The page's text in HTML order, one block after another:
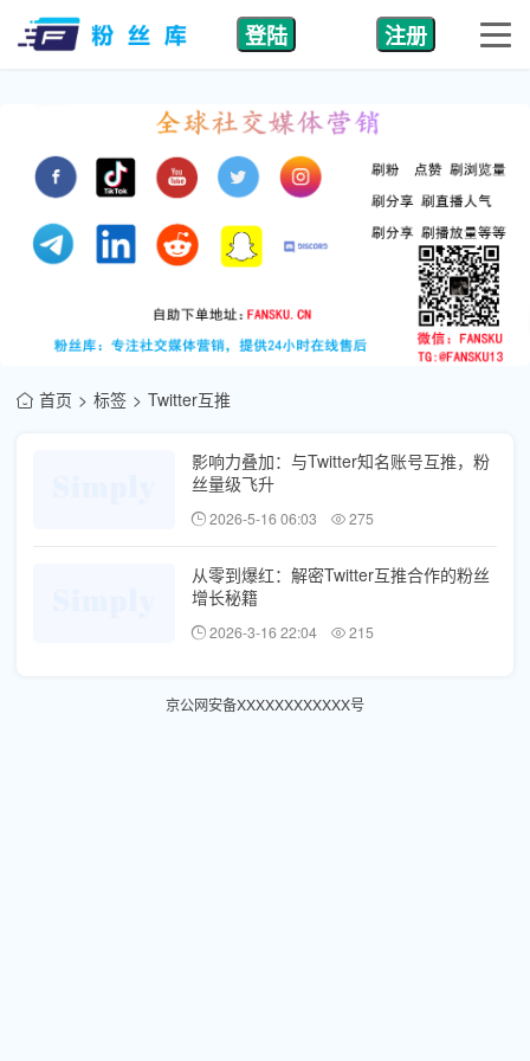
登陆 注册
首页 标签 Twitter互推
影响力叠加：与Twitter知名账号互推，粉
丝量级飞升
2026-5-16 06:03 275
从零到爆红：解密Twitter互推合作的粉丝
增长秘籍
2026-3-16 22:04 215
京公网安备XXXXXXXXXXXX号